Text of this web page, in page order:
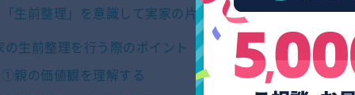
「生前整理」を意識して実家の片付けを進めるのがおすすめ
の生前整理を行う際のポイント
①親の価値観を理解する